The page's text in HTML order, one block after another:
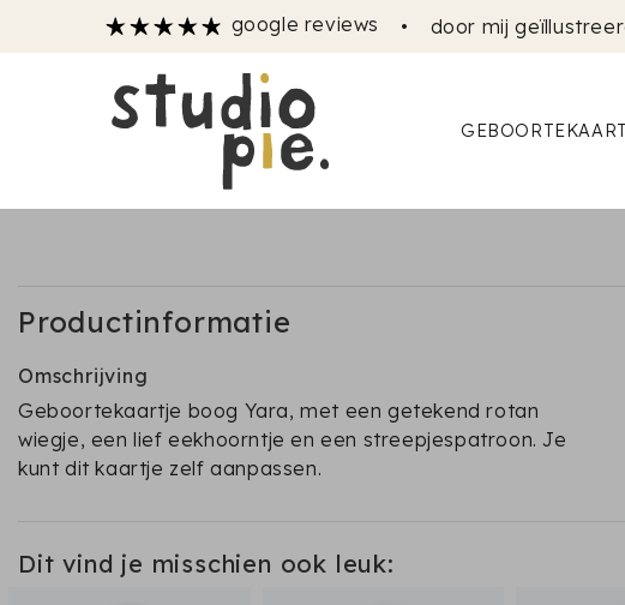
google reviews • door mij
Productinformatie
Omschrijving
Geboortekaartje boog Yara, met een getekend rotan
wiegje, een lief eekhoorntje en een streepjespatroon. Je
kunt dit kaartje zelf aanpassen.
Dit vind je misschien ook leuk: